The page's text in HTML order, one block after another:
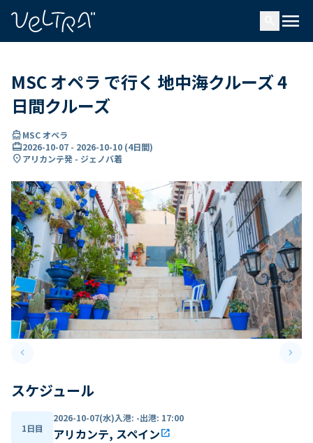
menu
MSC オペラ で行く 地中海クルーズ 4
日間クルーズ
directions_boatMSC オペラ
card_travel2026-10-07 - 2026-10-10 (4日間)
location_onアリカンテ発 - ジェノバ着
keyboard_arrow_leftPrevious slide keyboard_arrow_right
スケジュール
1日目
2026-10-07(水)入港: -出港: 17:00
アリカンテ, スペインopen_in_new